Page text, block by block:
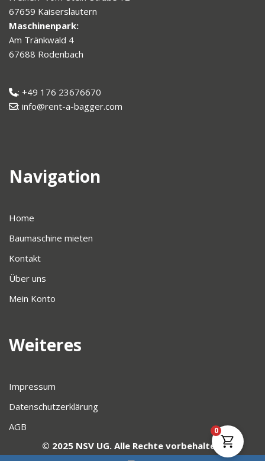
67659 Kaiserslautern
Maschinenpark:
Am Tränkwald 4
67688 Rodenbach
: +49 176 23676670
: info@rent-a-bagger.com
Navigation
Home
Baumaschine mieten
Kontakt
Über uns
Mein Konto
Weiteres
Impressum
Datenschutzerklärung
AGB
© 2025 NSV UG. Alle Rechte vorbehalten.
0